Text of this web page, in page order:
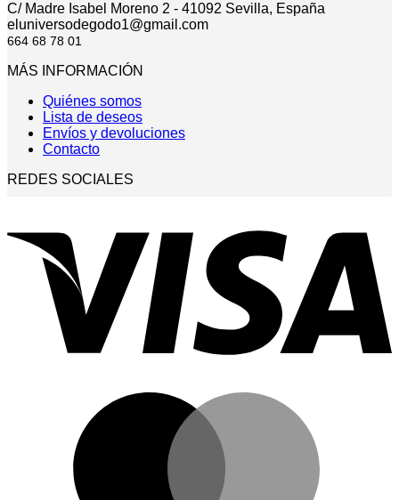
C/ Madre Isabel Moreno 2 - 41092 Sevilla, España
eluniversodegodo1@gmail.com
664 68 78 01
MÁS INFORMACIÓN
Quiénes somos
Lista de deseos
Envíos y devoluciones
Contacto
REDES SOCIALES